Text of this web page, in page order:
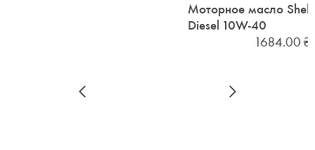
Моторное масло
Diesel 10W-40
1684.00₴